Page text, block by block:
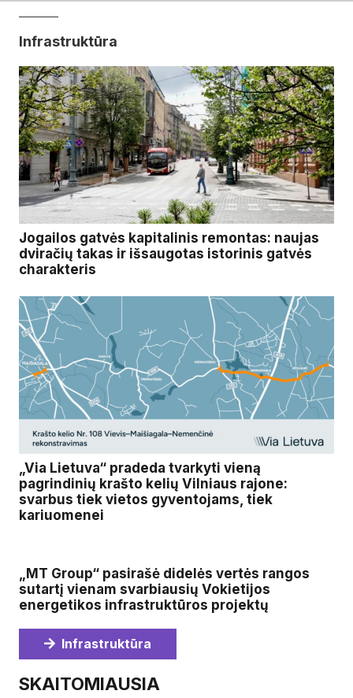
Infrastruktūra
Jogailos gatvės kapitalinis remontas: naujas
dviračių takas ir išsaugotas istorinis gatvės
charakteris
„Via Lietuva“ pradeda tvarkyti vieną
pagrindinių krašto kelių Vilniaus rajone:
svarbus tiek vietos gyventojams, tiek
kariuomenei
„MT Group“ pasirašė didelės vertės rangos
sutartį vienam svarbiausių Vokietijos
energetikos infrastruktūros projektų
Infrastruktūra
SKAITOMIAUSIA